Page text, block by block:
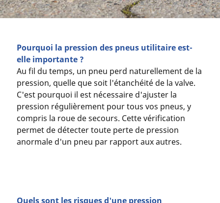
Pourquoi la pression des pneus utilitaire est-
elle importante ?
Au fil du temps, un pneu perd naturellement de la
pression, quelle que soit l'étanchéité de la valve.
C'est pourquoi il est nécessaire d'ajuster la
pression régulièrement pour tous vos pneus, y
compris la roue de secours. Cette vérification
permet de détecter toute perte de pression
anormale d'un pneu par rapport aux autres.
Quels sont les risques d'une pression